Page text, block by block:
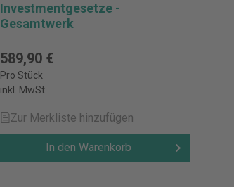
Investmentgesetze -
Gesamtwerk
589,90 €
Pro Stück
inkl. MwSt.
Zur Merkliste hinzufügen
In den Warenkorb